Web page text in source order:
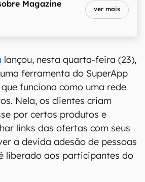
Magazine
ver mais
lançou, nesta quarta-feira (23),
ferramenta do SuperApp
funciona como uma rede
Nela, os clientes criam
por certos produtos e
links das ofertas com seus
a devida adesão de pessoas
liberado aos participantes do